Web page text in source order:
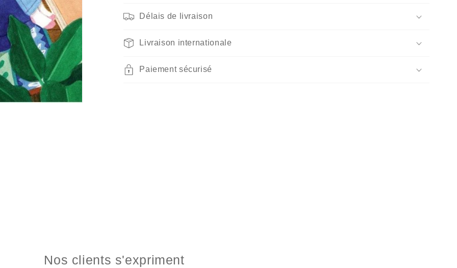
Délais de livraison
Livraison internationale
Paiement sécurisé
Nos clients s'expriment